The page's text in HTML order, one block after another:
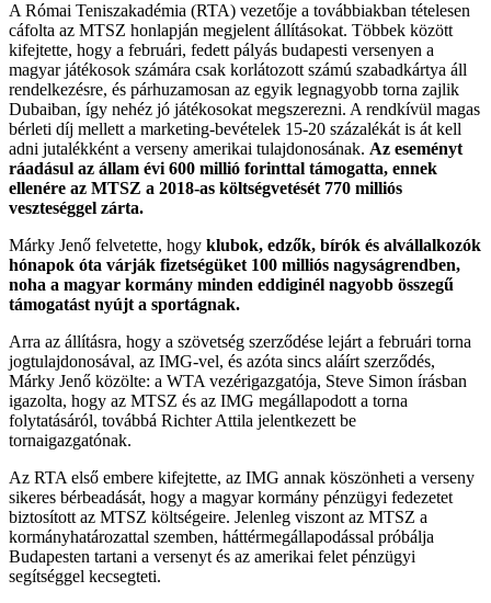
A Római Teniszakadémia (RTA) vezetője a továbbiakban tételesen
cáfolta az MTSZ honlapján megjelent állításokat. Többek között
kifejtette, hogy a februári, fedett pályás budapesti versenyen a
magyar játékosok számára csak korlátozott számú szabadkártya áll
rendelkezésre, és párhuzamosan az egyik legnagyobb torna zajlik
Dubaiban, így nehéz jó játékosokat megszerezni. A rendkívül magas
bérleti díj mellett a marketing-bevételek 15-20 százalékát is át kell
adni jutalékként a verseny amerikai tulajdonosának. Az eseményt
ráadásul az állam évi 600 millió forinttal támogatta, ennek
ellenére az MTSZ a 2018-as költségvetését 770 milliós
veszteséggel zárta.
Márky Jenő felvetette, hogy klubok, edzők, bírók és alvállalkozók
hónapok óta várják fizetségüket 100 milliós nagyságrendben,
noha a magyar kormány minden eddiginél nagyobb összegű
támogatást nyújt a sportágnak.
Arra az állításra, hogy a szövetség szerződése lejárt a februári torna
jogtulajdonosával, az IMG-vel, és azóta sincs aláírt szerződés,
Márky Jenő közölte: a WTA vezérigazgatója, Steve Simon írásban
igazolta, hogy az MTSZ és az IMG megállapodott a torna
folytatásáról, továbbá Richter Attila jelentkezett be
tornaigazgatónak.
Az RTA első embere kifejtette, az IMG annak köszönheti a verseny
sikeres bérbeadását, hogy a magyar kormány pénzügyi fedezetet
biztosított az MTSZ költségeire. Jelenleg viszont az MTSZ a
kormányhatározattal szemben, háttérmegállapodással próbálja
Budapesten tartani a versenyt és az amerikai felet pénzügyi
segítséggel kecsegteti.